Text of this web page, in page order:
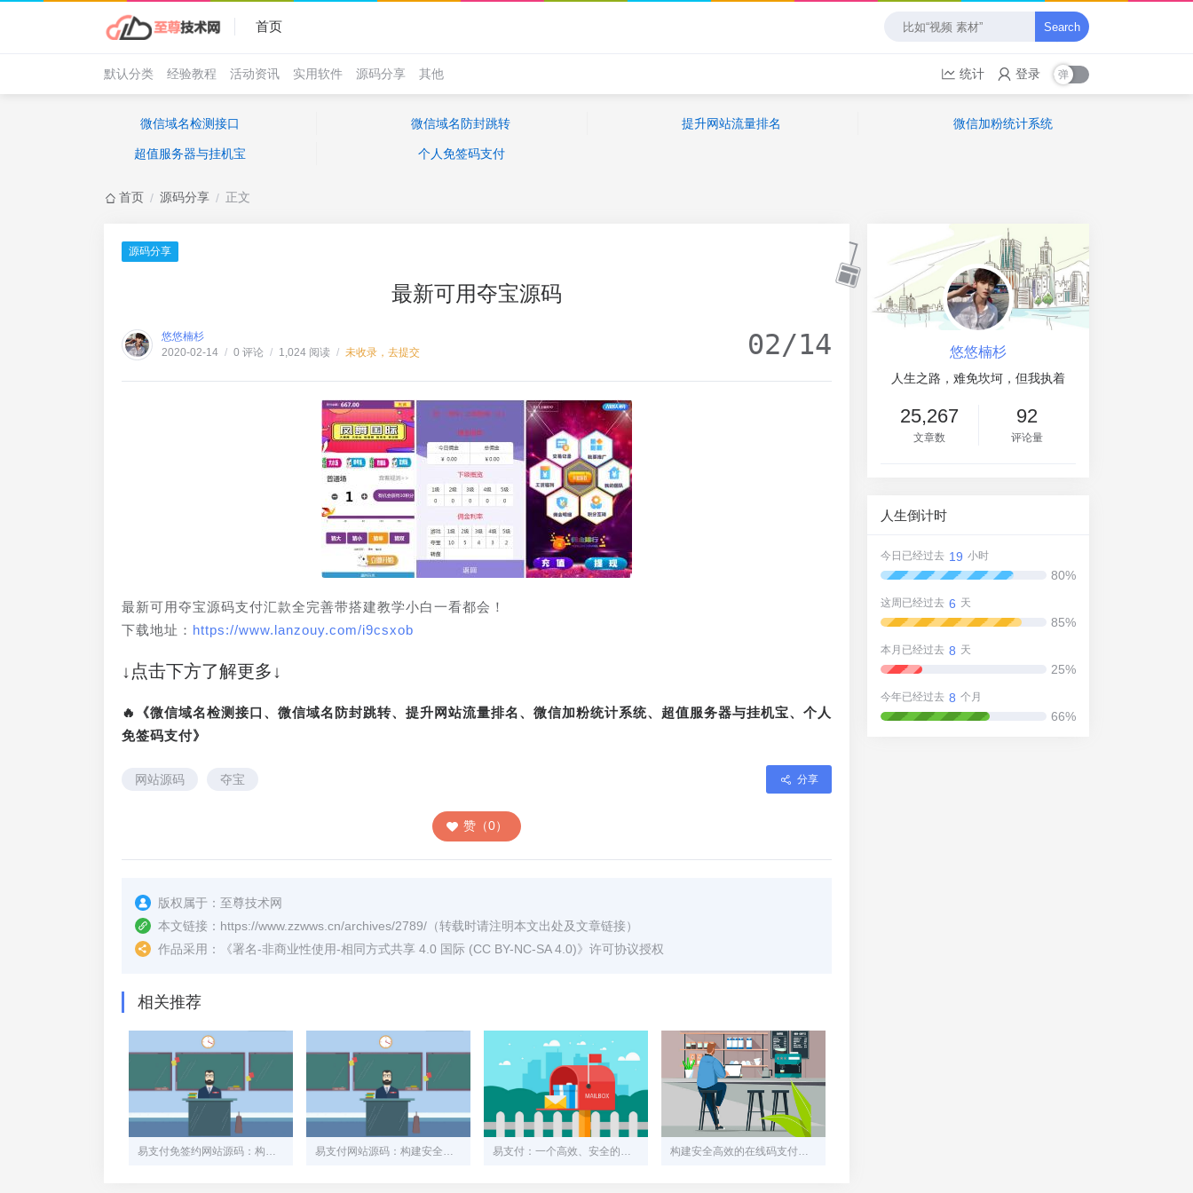
首页 Search
默认分类 经验教程 活动资讯 实用软件 源码分享 其他 统计 登录
微信域名检测接口 微信域名防封跳转 提升网站流量排名 微信加粉统计系统
超值服务器与挂机宝 个人免签码支付
首页 / 源码分享 / 正文
源码分享
最新可用夺宝源码
悠悠楠杉
2020-02-14 / 0 评论 / 1,024 阅读 / 未收录，去提交 02/14
最新可用夺宝源码支付汇款全完善带搭建教学小白一看都会！
下载地址： https://www.lanzouy.com/i9csxob
↓点击下方了解更多↓
🔥《微信域名检测接口、微信域名防封跳转、提升网站流量排名、微信加粉统计系统、超值服务器与挂机宝、个人
免签码支付》
网站源码 夺宝 分享
赞（0）
版权属于： 至尊技术网
本文链接： https://www.zzwws.cn/archives/2789/ （转载时请注明本文出处及文章链接）
作品采用：
《署名-非商业性使用-相同方式共享 4.0 国际 (CC BY-NC-SA 4.0)》许可协议授权
相关推荐
易支付免签约网站源码：构建安全高效的在线支付平台 易支付网站源码：构建安全、高效的在线支付解决方案 易支付：一个高效、安全的在线支付系统解决方案 构建安全高效的在线码支付平台：从零到一的技术指南
悠悠楠杉
人生之路，难免坎坷，但我执着
25,267
文章数
92
评论量
人生倒计时
今日已经过去 19 小时
80%
这周已经过去 6 天
85%
本月已经过去 8 天
25%
今年已经过去 8 个月
66%